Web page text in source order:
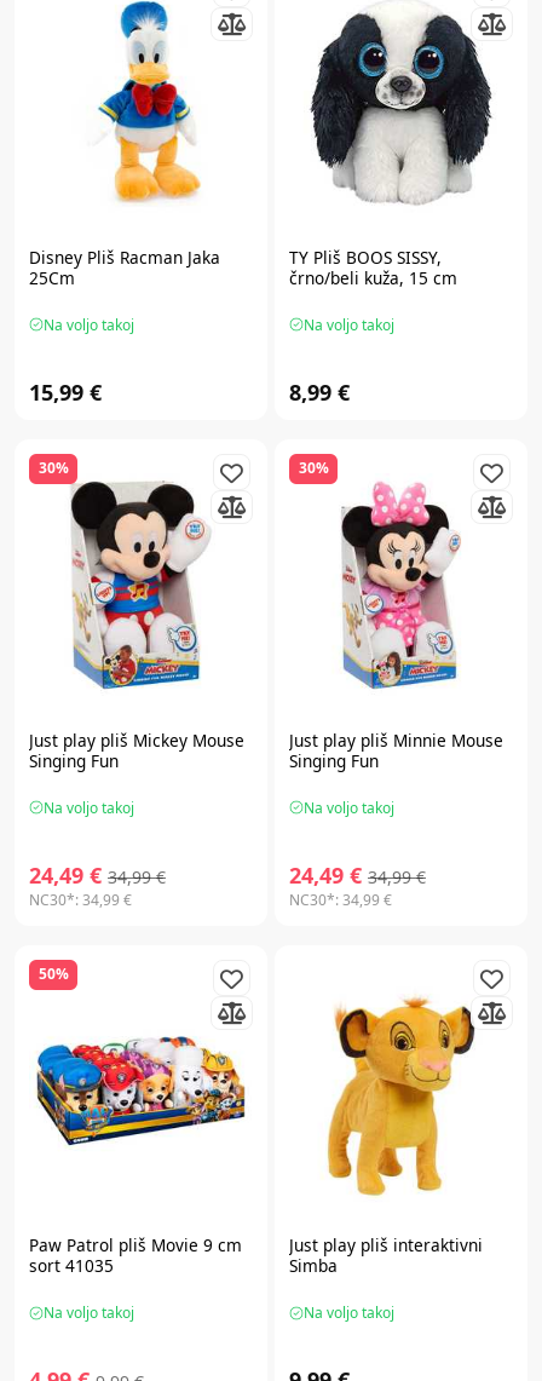
Disney Pliš Racman Jaka
25Cm
Na voljo takoj
15,99 €
TY Pliš BOOS SISSY,
črno/beli kuža, 15 cm
Na voljo takoj
8,99 €
30%
Just play pliš Mickey Mouse
Singing Fun
Na voljo takoj
24,49 € 34,99 €
NC30*:34,99 €
30%
Just play pliš Minnie Mouse
Singing Fun
Na voljo takoj
24,49 € 34,99 €
NC30*:34,99 €
50%
Paw Patrol pliš Movie 9 cm
sort 41035
Na voljo takoj
Just play pliš interaktivni
Simba
Na voljo takoj